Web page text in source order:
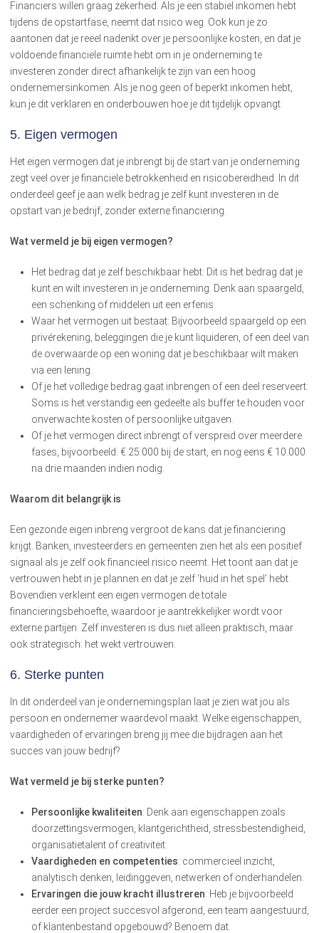
Financiers willen graag zekerheid. Als je een stabiel inkomen hebt
tijdens de opstartfase, neemt dat risico weg. Ook kun je zo
aantonen dat je reëel nadenkt over je persoonlijke kosten, en dat je
voldoende financiële ruimte hebt om in je onderneming te
investeren zonder direct afhankelijk te zijn van een hoog
ondernemersinkomen. Als je nog geen of beperkt inkomen hebt,
kun je dit verklaren en onderbouwen hoe je dit tijdelijk opvangt.
5. Eigen vermogen
Het eigen vermogen dat je inbrengt bij de start van je onderneming
zegt veel over je financiële betrokkenheid en risicobereidheid. In dit
onderdeel geef je aan welk bedrag je zelf kunt investeren in de
opstart van je bedrijf, zonder externe financiering.
Wat vermeld je bij eigen vermogen?
Het bedrag dat je zelf beschikbaar hebt: Dit is het bedrag dat je
kunt en wilt investeren in je onderneming. Denk aan spaargeld,
een schenking of middelen uit een erfenis.
Waar het vermogen uit bestaat: Bijvoorbeeld spaargeld op een
privérekening, beleggingen die je kunt liquideren, of een deel van
de overwaarde op een woning dat je beschikbaar wilt maken
via een lening.
Of je het volledige bedrag gaat inbrengen of een deel reserveert:
Soms is het verstandig een gedeelte als buffer te houden voor
onverwachte kosten of persoonlijke uitgaven.
Of je het vermogen direct inbrengt of verspreid over meerdere
fases, bijvoorbeeld: € 25.000 bij de start, en nog eens € 10.000
na drie maanden indien nodig.
Waarom dit belangrijk is
Een gezonde eigen inbreng vergroot de kans dat je financiering
krijgt. Banken, investeerders en gemeenten zien het als een positief
signaal als je zelf ook financieel risico neemt. Het toont aan dat je
vertrouwen hebt in je plannen en dat je zelf ‘huid in het spel’ hebt.
Bovendien verkleint een eigen vermogen de totale
financieringsbehoefte, waardoor je aantrekkelijker wordt voor
externe partijen. Zelf investeren is dus niet alleen praktisch, maar
ook strategisch: het wekt vertrouwen.
6. Sterke punten
In dit onderdeel van je ondernemingsplan laat je zien wat jou als
persoon en ondernemer waardevol maakt. Welke eigenschappen,
vaardigheden of ervaringen breng jij mee die bijdragen aan het
succes van jouw bedrijf?
Wat vermeld je bij sterke punten?
Persoonlijke kwaliteiten: Denk aan eigenschappen zoals
doorzettingsvermogen, klantgerichtheid, stressbestendigheid,
organisatietalent of creativiteit.
Vaardigheden en competenties: commercieel inzicht,
analytisch denken, leidinggeven, netwerken of onderhandelen.
Ervaringen die jouw kracht illustreren: Heb je bijvoorbeeld
eerder een project succesvol afgerond, een team aangestuurd,
of klantenbestand opgebouwd? Benoem dat.